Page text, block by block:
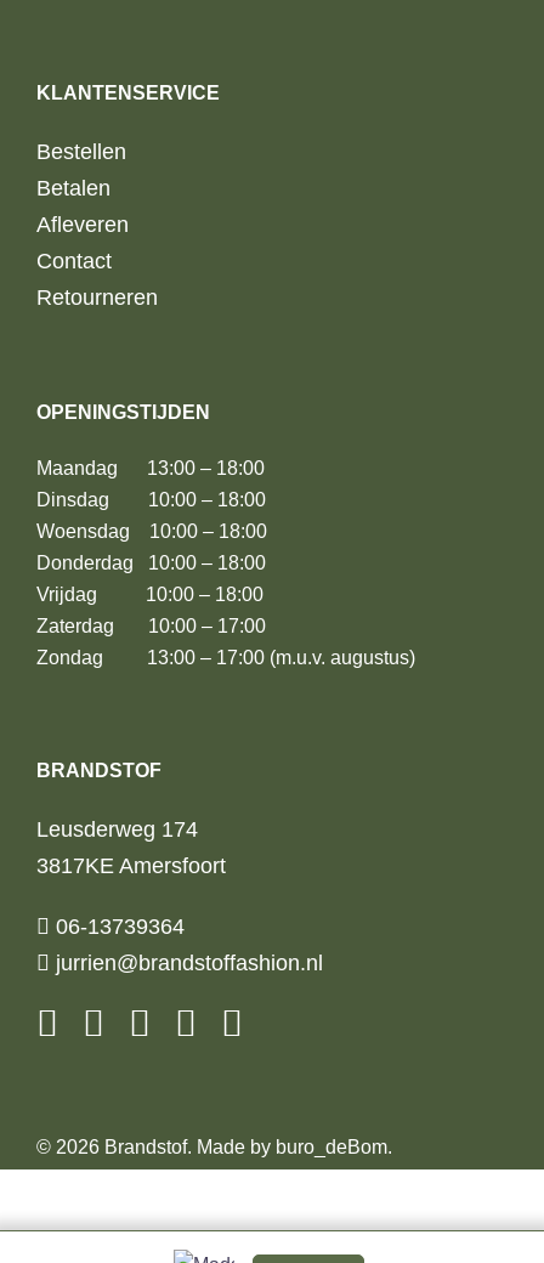
KLANTENSERVICE
Bestellen
Betalen
Afleveren
Contact
Retourneren
OPENINGSTIJDEN
Maandag 13:00 – 18:00
Dinsdag 10:00 – 18:00
Woensdag 10:00 – 18:00
Donderdag 10:00 – 18:00
Vrijdag 10:00 – 18:00
Zaterdag 10:00 – 17:00
Zondag 13:00 – 17:00 (m.u.v. augustus)
BRANDSTOF
Leusderweg 174
3817KE Amersfoort
06-13739364
jurrien@brandstoffashion.nl
© 2026 Brandstof. Made by buro_deBom.